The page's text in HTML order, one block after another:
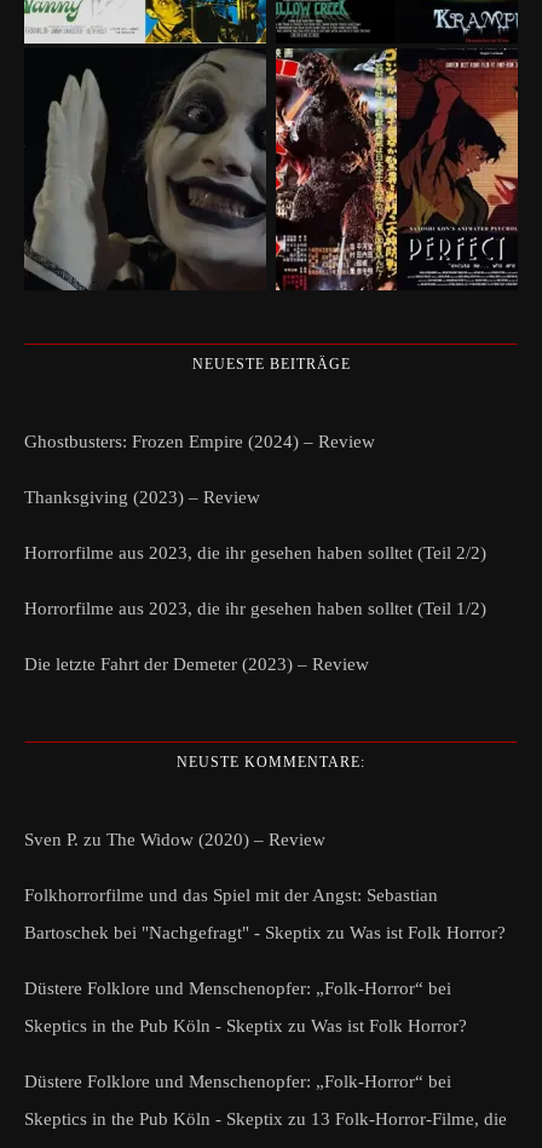
NEUESTE BEITRÄGE
Ghostbusters: Frozen Empire (2024) – Review
Thanksgiving (2023) – Review
Horrorfilme aus 2023, die ihr gesehen haben solltet (Teil 2/2)
Horrorfilme aus 2023, die ihr gesehen haben solltet (Teil 1/2)
Die letzte Fahrt der Demeter (2023) – Review
NEUSTE KOMMENTARE:
Sven P. zu The Widow (2020) – Review
Folkhorrorfilme und das Spiel mit der Angst: Sebastian
Bartoschek bei "Nachgefragt" - Skeptix zu Was ist Folk Horror?
Düstere Folklore und Menschenopfer: „Folk-Horror“ bei
Skeptics in the Pub Köln - Skeptix zu Was ist Folk Horror?
Düstere Folklore und Menschenopfer: „Folk-Horror“ bei
Skeptics in the Pub Köln - Skeptix zu 13 Folk-Horror-Filme, die